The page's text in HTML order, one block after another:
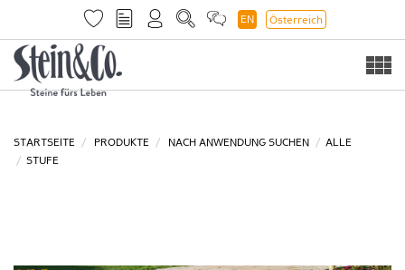
EN Österreich
STARTSEITE PRODUKTE NACH ANWENDUNG SUCHEN
ALLE
STUFE